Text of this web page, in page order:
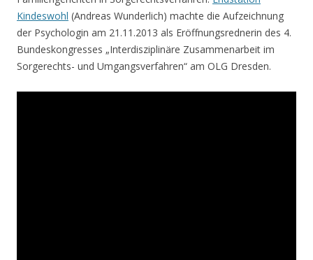
Kindeswohl (Andreas Wunderlich) machte die Aufzeichnung
der Psychologin am 21.11.2013 als Eröffnungsrednerin des 4.
Bundeskongresses „Interdisziplinäre Zusammenarbeit im
Sorgerechts- und Umgangsverfahren“ am OLG Dresden.